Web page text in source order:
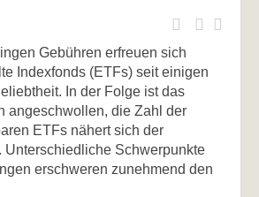
Gebühren erfreuen sich
Indexfonds (ETFs) seit einigen
In der Folge ist das
angeschwollen, die Zahl der
ETFs nähert sich der
Unterschiedliche Schwerpunkte
erschweren zunehmend den